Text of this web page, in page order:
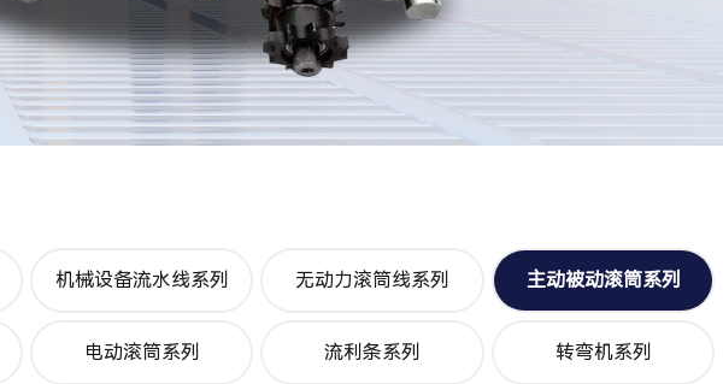
机械设备流水线系列 无动力滚筒线系列 主动被动滚筒系列
电动滚筒系列 流利条系列 转弯机系列